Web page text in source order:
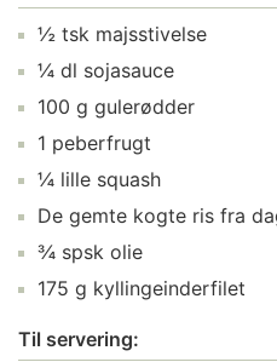
½ tsk majsstivelse
¼ dl sojasauce
100 g gulerødder
1 peberfrugt
¼ lille squash
De gemte kogte ris fra
¾ spsk olie
175 g kyllingeinderfilet
Til servering: